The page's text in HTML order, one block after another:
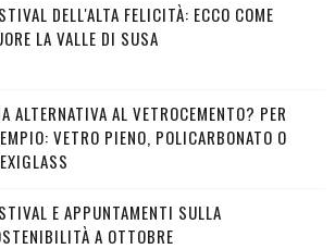
DELL'ALTA FELICITÀ: ECCO COME
LA VALLE DI SUSA
ALTERNATIVA AL VETROCEMENTO? PER
VETRO PIENO, POLICARBONATO O
E APPUNTAMENTI SULLA
A OTTOBRE